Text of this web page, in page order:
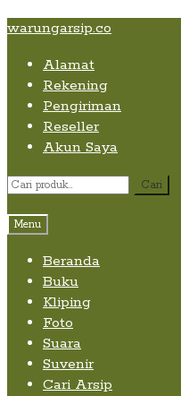
Skip
content
Skip
navigation
Skip
content
warungarsip.co
Alamat
Rekening
Pengiriman
Reseller
Akun Saya
Pencarian
Cari
Menu
Beranda
Buku
Kliping
Foto
Suara
Suvenir
Cari Arsip